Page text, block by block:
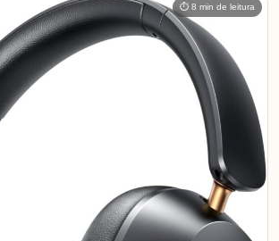
⏱ 8 min de leitura